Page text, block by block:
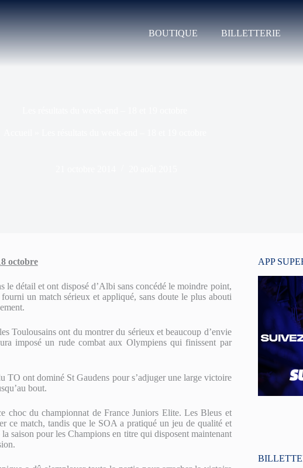
BOUTIQUE BILLETTERIE
octobre
le détail et ont disposé d’Albi sans concédé le moindre point,
un match sérieux et appliqué, sans doute le plus abouti
Toulousains ont du montrer du sérieux et beaucoup d’envie
imposé un rude combat aux Olympiens qui finissent par
TO ont dominé St Gaudens pour s’adjuger une large victoire
bout.
choc du championnat de France Juniors Elite. Les Bleus et
ce match, tandis que le SOA a pratiqué un jeu de qualité et
saison pour les Champions en titre qui disposent maintenant
APP